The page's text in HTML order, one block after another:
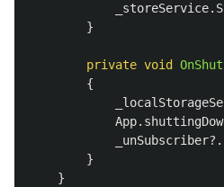
_storeService.
}
private void
{
App.
_unSubscriber?.
}
}